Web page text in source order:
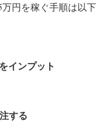
円を稼ぐ手順は以下
インプット
する